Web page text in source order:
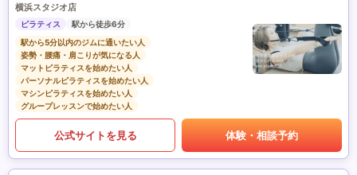
横浜スタジオ店
ピラティス
駅から徒歩6分
駅から5分以内のジムに通いたい人
姿勢・腰痛・肩こりが気になる人
マットピラティスを始めたい人
パーソナルピラティスを始めたい人
マシンピラティスを始めたい人
グループレッスンで始めたい人
公式サイトを見る 体験・相談予約